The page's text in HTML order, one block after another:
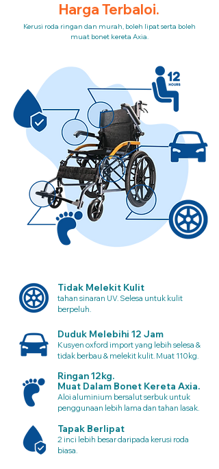
Harga Terbaloi.
Kerusi roda ringan dan murah, boleh lipat serta boleh
muat bonet kereta Axia.
Tidak Melekit Kulit
tahan sinaran UV. Selesa untuk kulit
berpeluh.
Duduk Melebihi 12 Jam
Kusyen oxford import yang lebih selesa &
tidak berbau & melekit kulit. Muat 110kg.
Ringan 12kg.
Muat Dalam Bonet Kereta Axia.
Aloi aluminium bersalut serbuk untuk
penggunaan lebih lama dan tahan lasak.
Tapak Berlipat
2 inci lebih besar daripada kerusi roda
biasa.